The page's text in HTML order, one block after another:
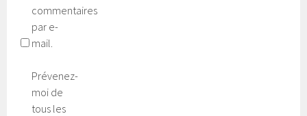
commentaires
par e-
mail.
Prévenez-
moi de
tous les